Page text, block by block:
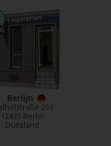
Berlijn
253
12435 Berlin
Duitsland